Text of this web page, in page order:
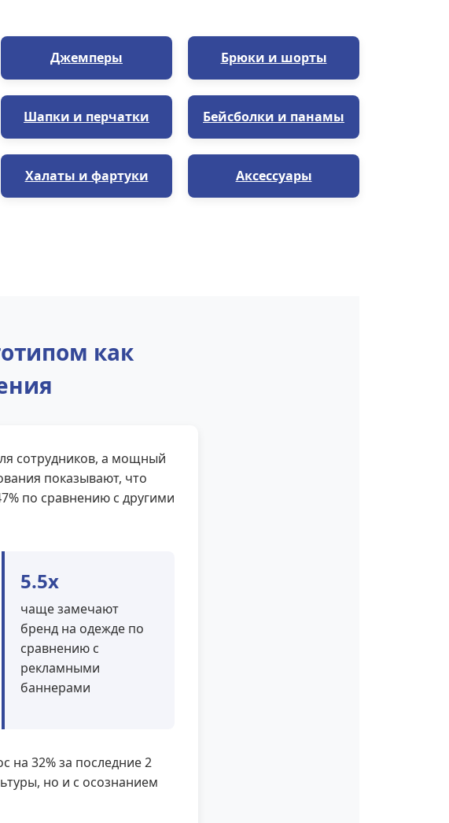
Джемперы Брюки и шорты
Шапки и перчатки Бейсболки и панамы
Халаты и фартуки Аксессуары
как
сотрудников, а мощный
показывают, что
по сравнению с другими
5.5x
чаще замечают
бренд на одежде по
сравнению с
рекламными
баннерами
на 32% за последние 2
но и с осознанием